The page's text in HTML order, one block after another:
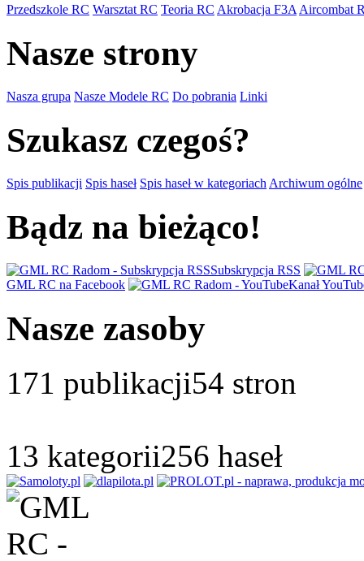
Przedszkole RC Warsztat RC Teoria RC Akrobacja F3AAircombat
Nasze strony
Nasza grupa Nasze Modele RC Do pobrania Linki
Szukasz czegoś?
Spis publikacji Spis haseł Spis haseł w kategoriach Archiwum ogólne
Bądz na bieżąco!
Subskrypcja RSS
GML RC na Facebook
Kanał
Nasze zasoby
171 publikacji54 stron
13 kategorii256 haseł